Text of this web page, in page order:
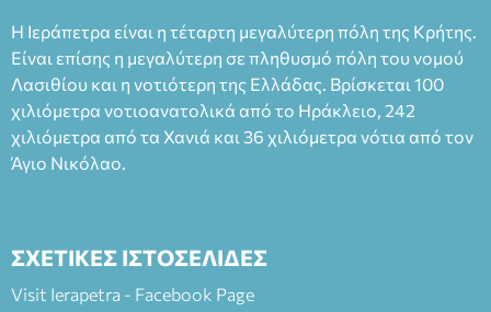
Η Ιεράπετρα είναι η τέταρτη μεγαλύτερη πόλη της Κρήτης.
Είναι επίσης η μεγαλύτερη σε πληθυσμό πόλη του νομού
Λασιθίου και η νοτιότερη της Ελλάδας. Βρίσκεται 100
χιλιόμετρα νοτιοανατολικά από το Ηράκλειο, 242
χιλιόμετρα από τα Χανιά και 36 χιλιόμετρα νότια από τον
Άγιο Νικόλαο.
ΣΧΕΤΙΚΕΣ ΙΣΤΟΣΕΛΙΔΕΣ
Visit Ierapetra - Facebook Page